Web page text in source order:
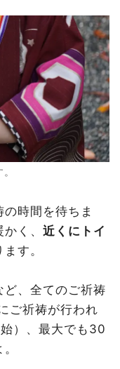
時間を待ちま
かく、近くにトイ
す。
ど、全てのご祈祷
ご祈祷が行われ
）、最大でも30